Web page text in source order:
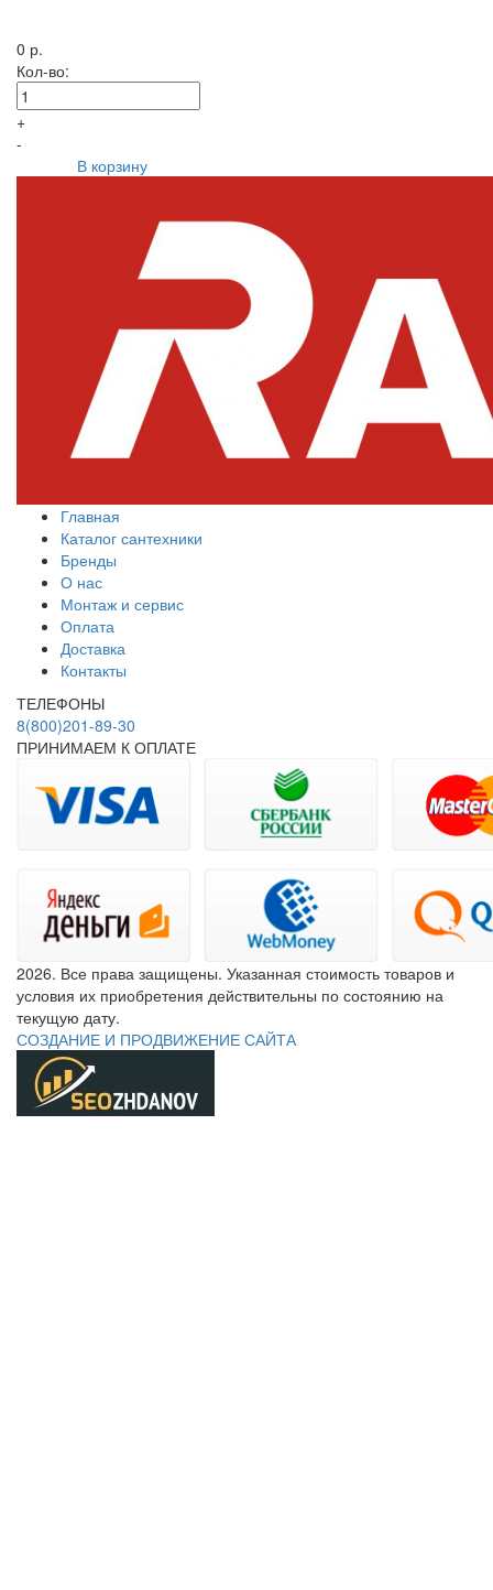
0 р.
Кол-во:
+
-
В корзину
Главная
Каталог сантехники
Бренды
О нас
Монтаж и сервис
Оплата
Доставка
Контакты
ТЕЛЕФОНЫ
8(800)201-89-30
ПРИНИМАЕМ К ОПЛАТЕ
2026. Все права защищены. Указанная стоимость товаров и
условия их приобретения действительны по состоянию на
текущую дату.
СОЗДАНИЕ И ПРОДВИЖЕНИЕ САЙТА